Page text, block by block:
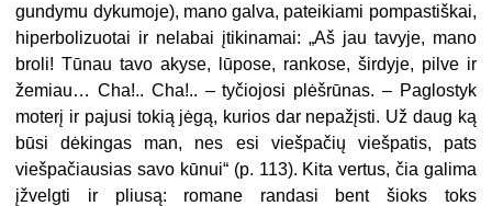
gundymu dykumoje), mano galva, pateikiami pompastiškai,
hiperbolizuotai ir nelabai įtikinamai: „Aš jau tavyje, mano
broli! Tūnau tavo akyse, lūpose, rankose, širdyje, pilve ir
žemiau… Cha!.. Cha!.. – tyčiojosi plėšrūnas. – Paglostyk
moterį ir pajusi tokią jėgą, kurios dar nepažįsti. Už daug ką
būsi dėkingas man, nes esi viešpačių viešpatis, pats
viešpačiausias savo kūnui“ (p. 113). Kita vertus, čia galima
įžvelgti ir pliusą: romane randasi bent šioks toks